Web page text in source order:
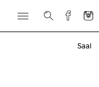
Saal